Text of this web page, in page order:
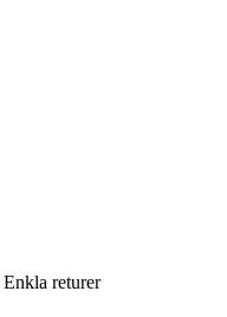
Enkla returer